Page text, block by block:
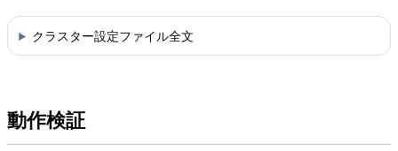
クラスター設定ファイル全文
動作検証